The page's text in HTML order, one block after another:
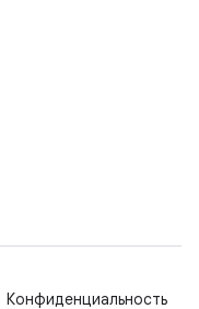
Конфиденциальность